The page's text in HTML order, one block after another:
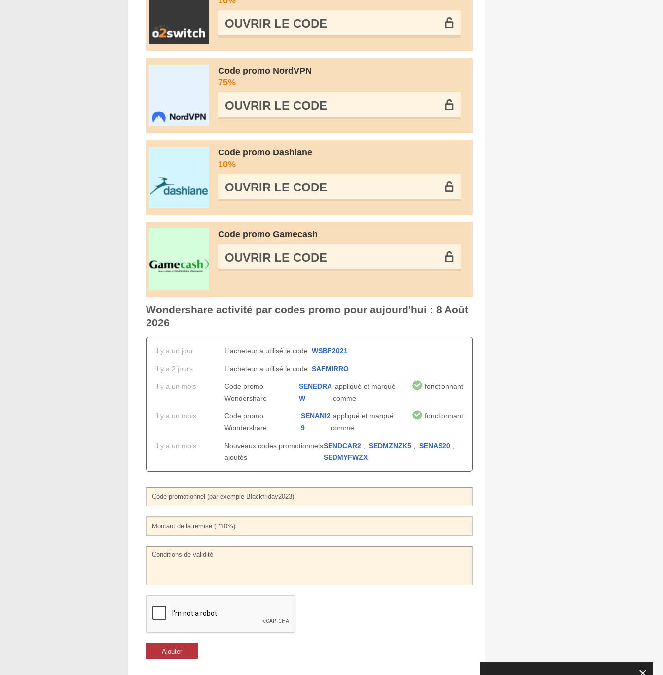
OUVRIR LE СODE
Code promo NordVPN
75%
OUVRIR LE СODE
Code promo Dashlane
10%
OUVRIR LE СODE
Code promo Gamecash
OUVRIR LE СODE
Wondershare activité par codes promo pour aujourd'hui : 8 Août
2026
il y a un jour L'acheteur a utilisé le code WSBF2021
il y a 2 jours L'acheteur a utilisé le code SAFMIRRO
il y a un mois
Code promo
Wondershare
SENEDRA
W
appliqué et marqué
comme
fonctionnant
il y a un mois
Code promo
Wondershare
SENANI2
9
appliqué et marqué
comme
fonctionnant
il y a un mois
Nouveaux codes promotionnels
ajoutés
SENDCAR2 ,SEDMZNZK5 ,SENAS20
SEDMYFWZX
Ajouter